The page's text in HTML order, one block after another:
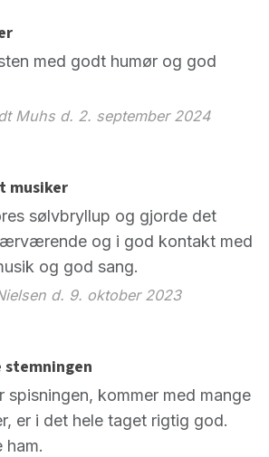
med godt humør og god
Muhs d. 2. september 2024
musiker
sølvbryllup og gjorde det
og i god kontakt med
og god sang.
d. 9. oktober 2023
spisningen, kommer med mange
er i det hele taget rigtig god.